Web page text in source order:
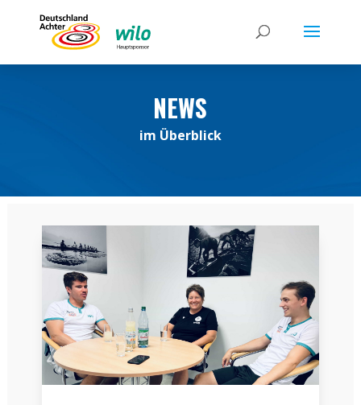
NEWS
im Überblick